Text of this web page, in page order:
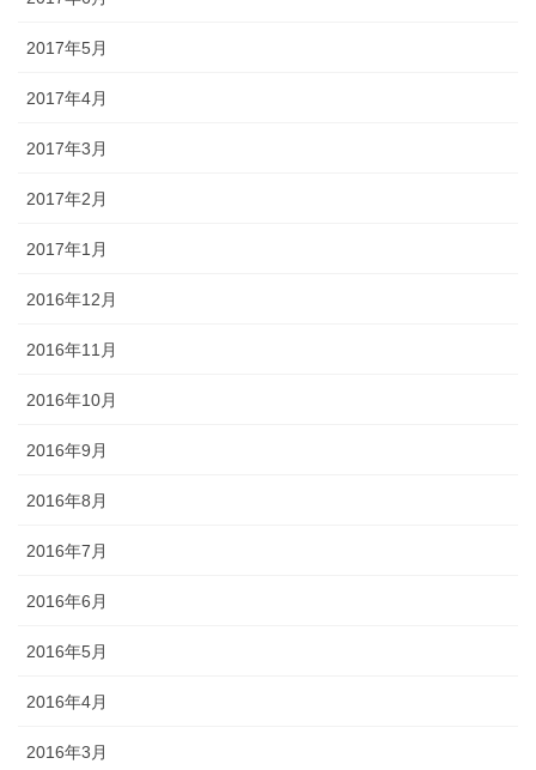
2017年5月
2017年4月
2017年3月
2017年2月
2017年1月
2016年12月
2016年11月
2016年10月
2016年9月
2016年8月
2016年7月
2016年6月
2016年5月
2016年4月
2016年3月